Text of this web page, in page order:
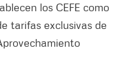
los CEFE como
tarifas exclusivas de